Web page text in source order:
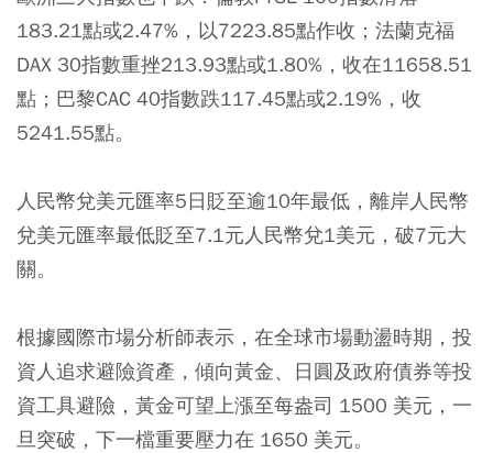
183.21點或2.47%，以7223.85點作收；法蘭克福
DAX 30指數重挫213.93點或1.80%，收在11658.51
點；巴黎CAC 40指數跌117.45點或2.19%，收
5241.55點。
人民幣兌美元匯率5日貶至逾10年最低，離岸人民幣
兌美元匯率最低貶至7.1元人民幣兌1美元，破7元大
關。
根據國際市場分析師表示，在全球市場動盪時期，投
資人追求避險資產，傾向黃金、日圓及政府債券等投
資工具避險，黃金可望上漲至每盎司 1500 美元，一
旦突破，下一檔重要壓力在 1650 美元。